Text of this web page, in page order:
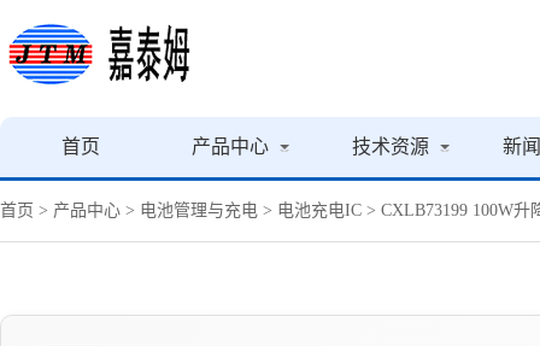
首页 产品中心 技术资源 新
首页 > 产品中心 > 电池管理与充电 > 电池充电IC > CXLB73199 100W